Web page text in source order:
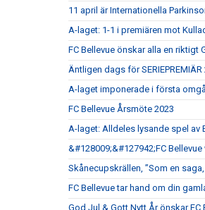
11 april är Internationella
A-laget: 1-1 i premiären mot
FC Bellevue önskar alla en riktigt
Äntligen dags för SERIEPREMIÄR
A-laget imponerade i första
FC Bellevue Årsmöte 2023
A-laget: Alldeles lysande spel av
&#128009;&#127942;FC
Skånecupskrällen, ”Som en
FC Bellevue tar hand om din
God Jul & Gott Nytt År önskar FC